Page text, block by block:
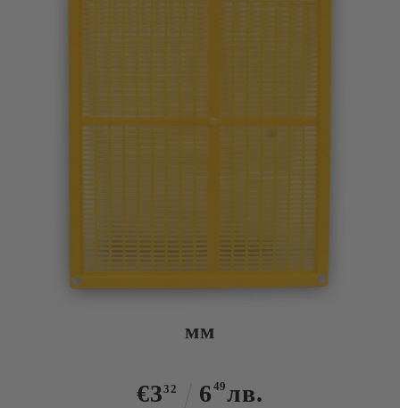
Tweet
Ханеманова решетка със
мм
€332 6 49лв.